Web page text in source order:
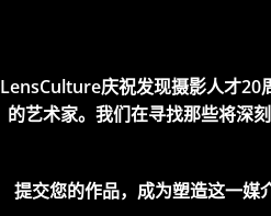
LensCulture庆祝发现摄影人才20
的艺术家。我们在寻找那些将深
提交您的作品，成为塑造这一媒